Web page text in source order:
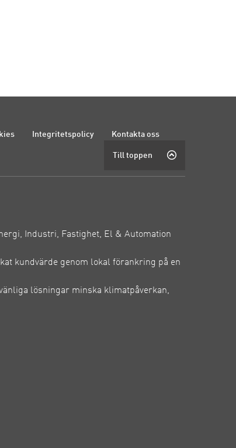
Integritetspolicy Kontakta oss
Till toppen
Industri, Fastighet, El & Automation
kundvärde genom lokal förankring på en
lösningar minska klimatpåverkan,